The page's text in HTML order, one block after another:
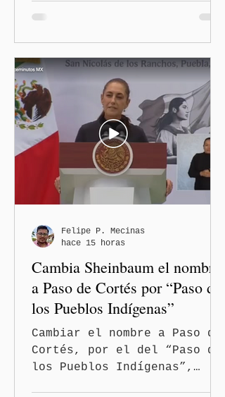
Ranchos, Pue.-La presidenta
de México, Claudia
Sheinbaum Pardo, encabezó
desde la región Izta-Popo
el inicio de la Jornada
Nacional de Reforestación
2026, con la participación
simultánea de los gobiernos
estatales, comunidades,
pueblos originarios,
brigadistas y sociedad
civil de todo el país, y
anunció su pro
Cambia Sheinbaum el nombre
a Paso de Cortés por “Paso de
los Pueblos Indígenas”
Cambiar el nombre a Paso de
Cortés, por el del “Paso de
los Pueblos Indígenas”,
Felipe P. Mecinas
hace 15 horas